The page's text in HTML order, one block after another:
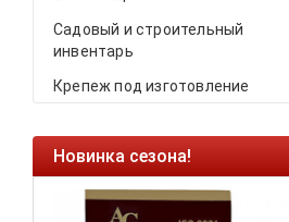
Садовый и строительный
инвентарь
Крепеж под изготовление
Новинка сезона!